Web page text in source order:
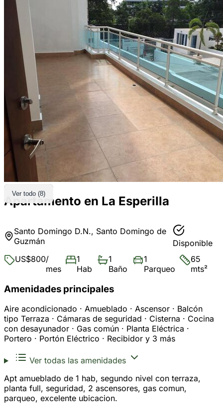
Ver todo (8)
Apartamento en La Esperilla
Santo Domingo D.N., Santo Domingo de
Guzmán
Disponible
US$800/
mes
1
Hab
1
Baño
1
Parqueo
65
mts²
Amenidades principales
Aire acondicionado · Amueblado · Ascensor · Balcón
tipo Terraza · Cámaras de seguridad · Cisterna · Cocina
con desayunador · Gas común · Planta Eléctrica ·
Portero · Portón Eléctrico · Recibidor y 3 más
Ver todas las amenidades
Apt amueblado de 1 hab, segundo nivel con terraza,
planta full, seguridad, 2 ascensores, gas comun,
parqueo, excelente ubicacion.